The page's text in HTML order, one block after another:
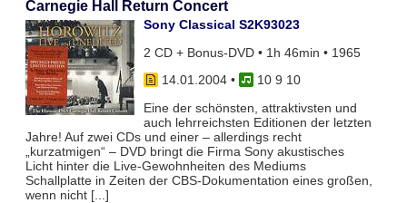
Carnegie Hall Return Concert
Sony Classical S2K93023
2 CD + Bonus-DVD • 1h 46min • 1965
14.01.2004•
10 9 10
Eine der schönsten, attraktivsten und
auch lehrreichsten Editionen der letzten
Jahre! Auf zwei CDs und einer – allerdings recht
„kurzatmigen“ – DVD bringt die Firma Sony akustisches
Licht hinter die Live-Gewohnheiten des Mediums
Schallplatte in Zeiten der CBS-Dokumentation eines großen,
wenn nicht [...]